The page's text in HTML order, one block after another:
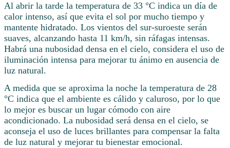
Al abrir la tarde la temperatura de 33 °C indica un día de
calor intenso, así que evita el sol por mucho tiempo y
mantente hidratado. Los vientos del sur-suroeste serán
suaves, alcanzando hasta 11 km/h, sin ráfagas intensas.
Habrá una nubosidad densa en el cielo, considera el uso de
iluminación intensa para mejorar tu ánimo en ausencia de
luz natural.
A medida que se aproxima la noche la temperatura de 28
°C indica que el ambiente es cálido y caluroso, por lo que
lo mejor es buscar un lugar cómodo con aire
acondicionado. La nubosidad será densa en el cielo, se
aconseja el uso de luces brillantes para compensar la falta
de luz natural y mejorar tu bienestar emocional.